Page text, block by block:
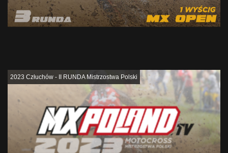
2023 Człuchów - II RUNDA Mistrzostwa Polski